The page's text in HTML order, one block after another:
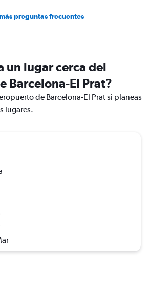
preguntas frecuentes
un lugar cerca del
Barcelona-El Prat?
de Barcelona-El Prat si planeas
lugares.